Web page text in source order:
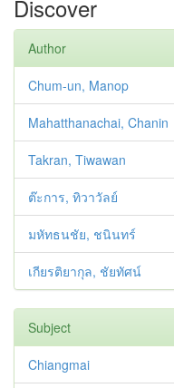
Discover
Author
Chum-un, Manop
Mahatthanachai, Chanin
Takran, Tiwawan
ต๊ะการ, ทิวาวัลย์
มหัทธนชัย, ชนินทร์
เกียรติยากุล, ชัยทัศน์
Subject
Chiangmai